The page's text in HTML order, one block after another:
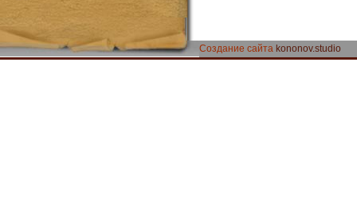
Создание сайта kononov.studio